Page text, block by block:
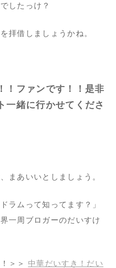
したっけ？
拝借しましょうかね。
！ファンです！！是非
一緒に行かせてくださ
まあいいとしましょう。
ラムって知ってます？」
一周ブロガーのだいすけ
＞＞ 中華だいすき！だい